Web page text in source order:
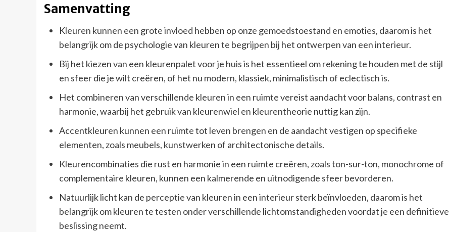
Samenvatting
Kleuren kunnen een grote invloed hebben op onze gemoedstoestand en emoties, daarom is het
belangrijk om de psychologie van kleuren te begrijpen bij het ontwerpen van een interieur.
Bij het kiezen van een kleurenpalet voor je huis is het essentieel om rekening te houden met de stijl
en sfeer die je wilt creëren, of het nu modern, klassiek, minimalistisch of eclectisch is.
Het combineren van verschillende kleuren in een ruimte vereist aandacht voor balans, contrast en
harmonie, waarbij het gebruik van kleurenwiel en kleurentheorie nuttig kan zijn.
Accentkleuren kunnen een ruimte tot leven brengen en de aandacht vestigen op specifieke
elementen, zoals meubels, kunstwerken of architectonische details.
Kleurencombinaties die rust en harmonie in een ruimte creëren, zoals ton-sur-ton, monochrome of
complementaire kleuren, kunnen een kalmerende en uitnodigende sfeer bevorderen.
Natuurlijk licht kan de perceptie van kleuren in een interieur sterk beïnvloeden, daarom is het
belangrijk om kleuren te testen onder verschillende lichtomstandigheden voordat je een definitieve
beslissing neemt.